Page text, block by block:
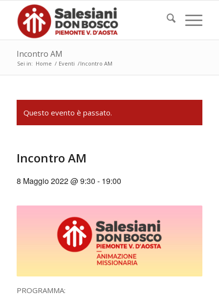
Incontro AM
Sei in: Home / Eventi /Incontro AM
Questo evento è passato.
Incontro AM
8 Maggio 2022 @ 9:30 - 19:00
PROGRAMMA: